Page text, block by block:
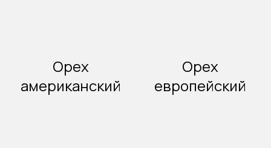
Орех
американский
Орех
европейский